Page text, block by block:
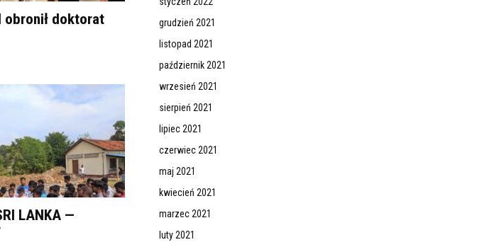
obronił doktorat
LANKA —
grudzień 2021
listopad 2021
październik 2021
wrzesień 2021
sierpień 2021
lipiec 2021
czerwiec 2021
maj 2021
kwiecień 2021
marzec 2021
luty 2021